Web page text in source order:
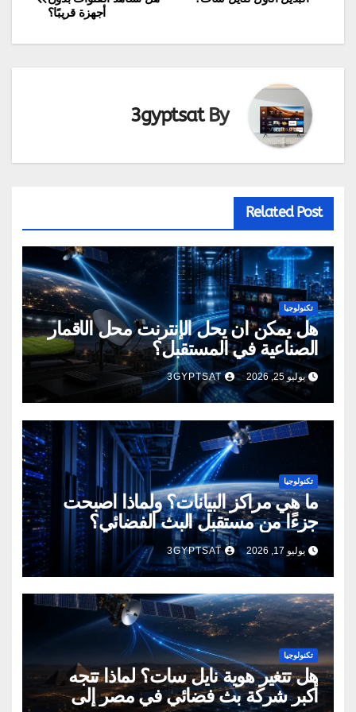
أجهزة قريبًا؟
By
3gyptsat
Related Post
تكنولوجيا
هل يمكن أن يحل الإنترنت محل الأقمار
الصناعية في المستقبل؟
يوليو 25, 2026 3GYPTSAT
تكنولوجيا
ما هي مراكز البيانات؟ ولماذا أصبحت
جزءًا من مستقبل البث الفضائي؟
يوليو 17, 2026 3GYPTSAT
تكنولوجيا
هل تتغير هوية نايل سات؟ لماذا تتجه
أكبر شركة بث فضائي في مصر إلى